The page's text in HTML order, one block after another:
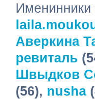
Аверкина
ревиталь
Швыдков
(56), nusha